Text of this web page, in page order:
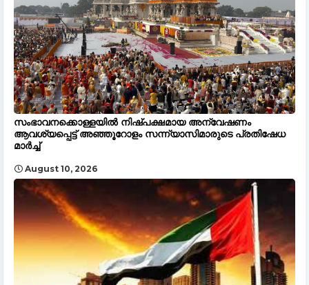
സംഭാവനക്കൊള്ളയിൽ നിഷ്പക്ഷമായ അന്വേഷണം
ആവശ്യപ്പെട്ട് അഞ്ഞൂറോളം സന്ന്യാസിമാരുടെ പ്രതിഷേധ
മാർച്ച്
August 10, 2026